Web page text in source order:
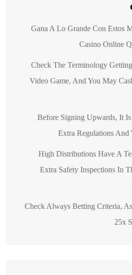
Gana A Lo Grande Con Estos
Casino Online
Check The Terminology
Video Game, And You May
Before Signing Upwards, It
Extra Regulations
High Distributions Have A
Extra Safety Inspections In
Check Always Betting Criteria,
25x